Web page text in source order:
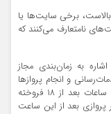
برخی سایت‌ها یا
نامتعارف می‌کنند که
به زمان‌بندی مجاز
و انجام پروازها
از ساعت ۵ صبح تا ۱۸ عصر است. اگر بلیتی برای ساعات بعد از ۱۸ فروخته
بعد از این ساعت